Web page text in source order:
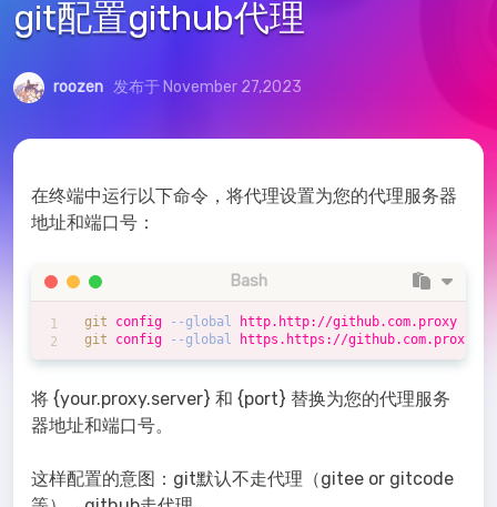
git配置github代理
roozen 发布于 November 27,2023
在终端中运行以下命令，将代理设置为您的代理服务器
地址和端口号：
git config --global http.http://github.com.proxy
git config --global https.https://github.com.proxy
Bash
将 {your.proxy.server} 和 {port} 替换为您的代理服务
器地址和端口号。
这样配置的意图：git默认不走代理（gitee or gitcode
AURORA主题
AURORA仓库
皖ICP备2022001637号